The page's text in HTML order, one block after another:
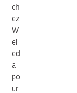
ch
ez
W
el
ed
a
po
ur